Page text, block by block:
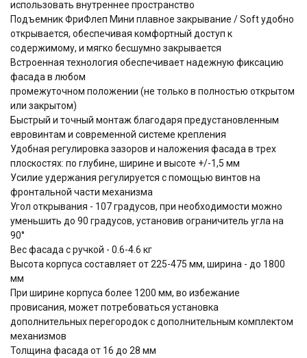
использовать внутреннее пространство
Подъемник ФриФлеп Мини плавное закрывание / Soft удобно
открывается, обеспечивая комфортный доступ к
содержимому, и мягко бесшумно закрывается
Встроенная технология обеспечивает надежную фиксацию
фасада в любом
промежуточном положении (не только в полностью открытом
или закрытом)
Быстрый и точный монтаж благодаря предустановленным
евровинтам и современной системе крепления
Удобная регулировка зазоров и наложения фасада в трех
плоскостях: по глубине, ширине и высоте +/-1,5 мм
Усилие удержания регулируется с помощью винтов на
фронтальной части механизма
Угол открывания - 107 градусов, при необходимости можно
уменьшить до 90 градусов, установив ограничитель угла на
90°
Вес фасада с ручкой - 0.6-4.6 кг
Высота корпуса составляет от 225-475 мм, ширина - до 1800
мм
При ширине корпуса более 1200 мм, во избежание
провисания, может потребоваться установка
дополнительных перегородок с дополнительным комплектом
механизмов
Толщина фасада от 16 до 28 мм